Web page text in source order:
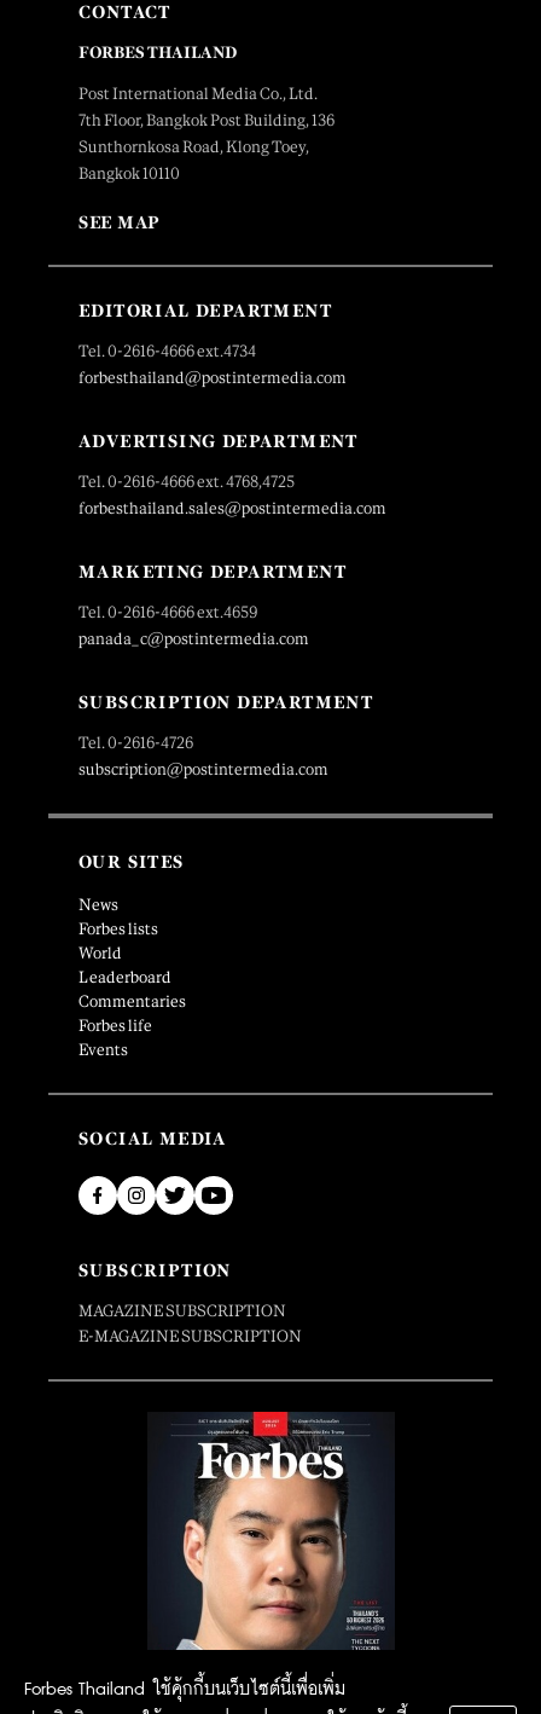
Forbes Thailand ใช้คุ้กกี้บนเว็บไซต์นี้เพื่อเพิ่ม
CONTACT
FORBES THAILAND
Post International Media Co., Ltd.
7th Floor, Bangkok Post Building, 136
Sunthornkosa Road, Klong Toey,
Bangkok 10110
SEE MAP
EDITORIAL DEPARTMENT
Tel. 0-2616-4666 ext.4734
forbesthailand@postintermedia.com
ADVERTISING DEPARTMENT
Tel. 0-2616-4666 ext. 4768,4725
forbesthailand.sales@postintermedia.com
MARKETING DEPARTMENT
Tel. 0-2616-4666 ext.4659
panada_c@postintermedia.com
SUBSCRIPTION DEPARTMENT
Tel. 0-2616-4726
subscription@postintermedia.com
OUR SITES
News
Forbes lists
World
Leaderboard
Commentaries
Forbes life
Events
SOCIAL MEDIA
SUBSCRIPTION
MAGAZINE SUBSCRIPTION
E-MAGAZINE SUBSCRIPTION